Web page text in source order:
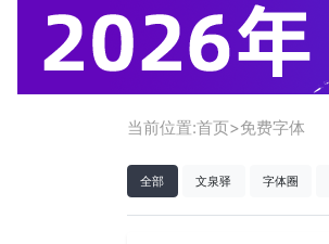
当前位置:首页>免费字体
全部 文泉驿 字体圈